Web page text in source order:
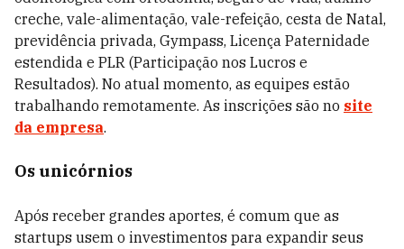
creche, vale-alimentação, vale-refeição, cesta de Natal,
previdência privada, Gympass, Licença Paternidade
estendida e PLR (Participação nos Lucros e
Resultados). No atual momento, as equipes estão
trabalhando remotamente. As inscrições são no site
da empresa.
Os unicórnios
Após receber grandes aportes, é comum que as
startups usem o investimentos para expandir seus